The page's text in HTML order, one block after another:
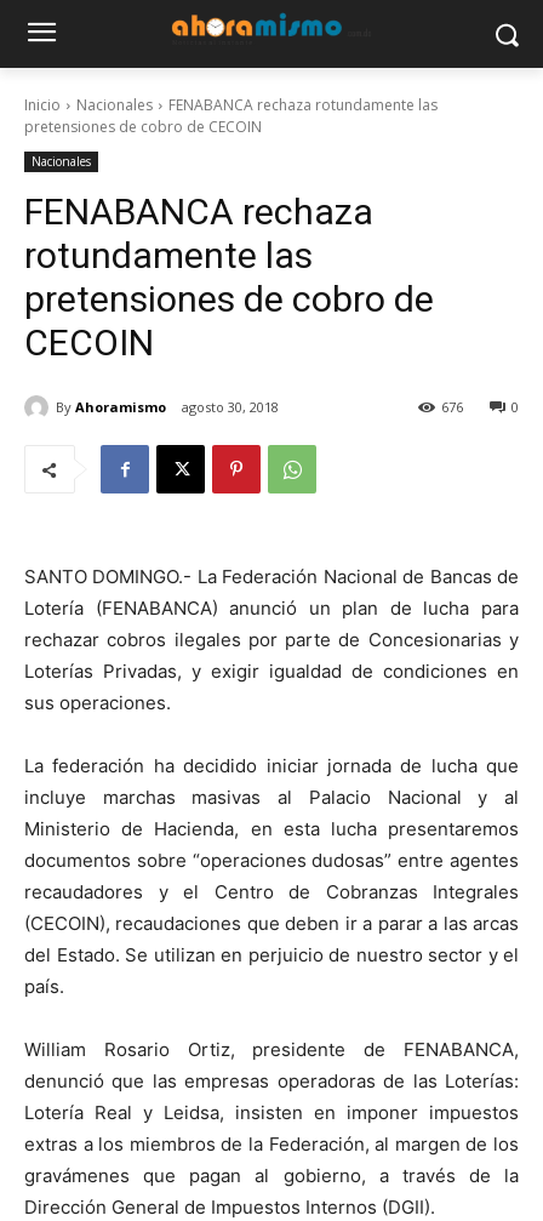
Inicio Nacionales
FENABANCA rechaza rotundamente las
pretensiones de cobro de CECOIN
Nacionales
FENABANCA rechaza
rotundamente las
pretensiones de cobro de
CECOIN
By Ahoramismo agosto 30, 2018 0
676
SANTO DOMINGO.- La Federación Nacional de Bancas de
Lotería (FENABANCA) anunció un plan de lucha para
rechazar cobros ilegales por parte de Concesionarias y
Loterías Privadas, y exigir igualdad de condiciones en
sus operaciones.
La federación ha decidido iniciar jornada de lucha que
incluye marchas masivas al Palacio Nacional y al
Ministerio de Hacienda, en esta lucha presentaremos
documentos sobre “operaciones dudosas” entre agentes
recaudadores y el Centro de Cobranzas Integrales
(CECOIN), recaudaciones que deben ir a parar a las arcas
del Estado. Se utilizan en perjuicio de nuestro sector y el
país.
William Rosario Ortiz, presidente de FENABANCA,
denunció que las empresas operadoras de las Loterías:
Lotería Real y Leidsa, insisten en imponer impuestos
extras a los miembros de la Federación, al margen de los
gravámenes que pagan al gobierno, a través de la
Dirección General de Impuestos Internos (DGII).